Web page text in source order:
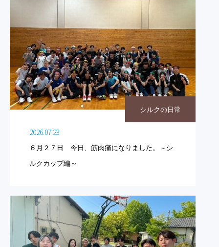
シルクの日常
2026.07.23
６月２７日 今日、筋肉痛になりました。～シ
ルクカップ編～